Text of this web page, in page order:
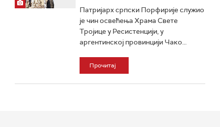
Патријарх српски Порфирије служио
је чин освећења Храма Свете
Тројице у Ресистенцији, у
аргентинској провинцији Чако...
Прочитај